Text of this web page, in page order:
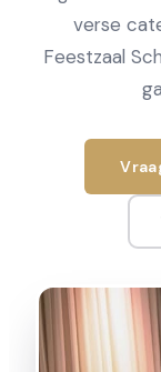
verse
Feestzaal